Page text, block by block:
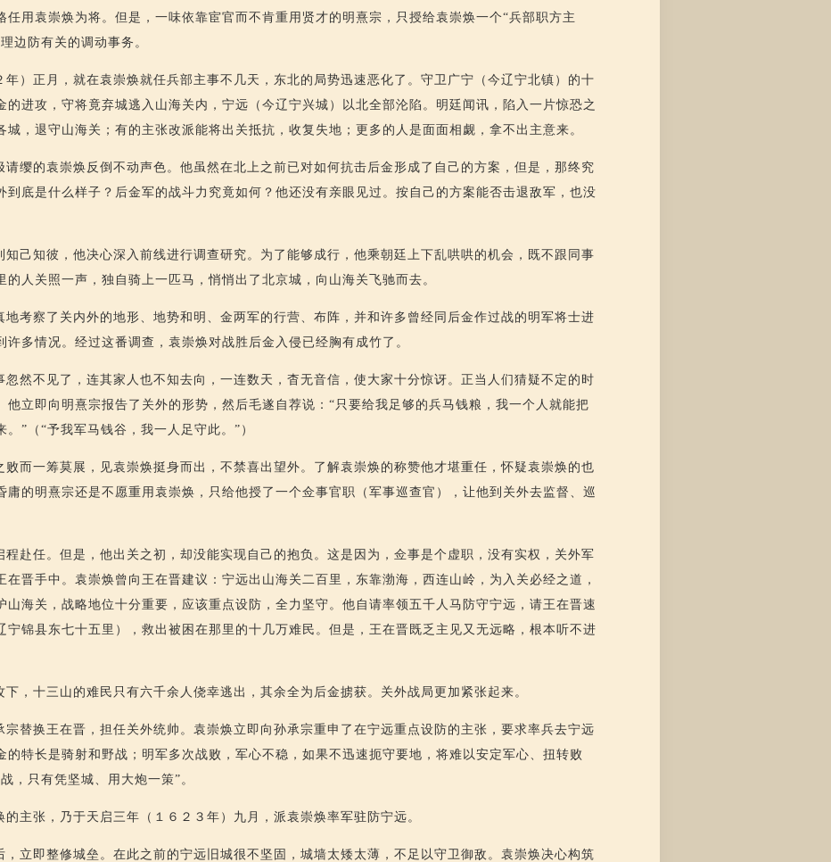
任用袁崇焕为将。但是，一味依靠宦官而不肯重用贤才的明熹宗，只授给袁崇焕一个“兵部职方主
边防有关的调动事务。
年）正月，就在袁崇焕就任兵部主事不几天，东北的局势迅速恶化了。守卫广宁（今辽宁北镇）的十
的进攻，守将竟弃城逃入山海关内，宁远（今辽宁兴城）以北全部沦陷。明廷闻讯，陷入一片惊恐之
城，退守山海关；有的主张改派能将出关抵抗，收复失地；更多的人是面面相觑，拿不出主意来。
请缨的袁崇焕反倒不动声色。他虽然在北上之前已对如何抗击后金形成了自己的方案，但是，那终究
到底是什么样子？后金军的战斗力究竟如何？他还没有亲眼见过。按自己的方案能否击退敌军，也没
知己知彼，他决心深入前线进行调查研究。为了能够成行，他乘朝廷上下乱哄哄的机会，既不跟同事
的人关照一声，独自骑上一匹马，悄悄出了北京城，向山海关飞驰而去。
地考察了关内外的地形、地势和明、金两军的行营、布阵，并和许多曾经同后金作过战的明军将士进
许多情况。经过这番调查，袁崇焕对战胜后金入侵已经胸有成竹了。
忽然不见了，连其家人也不知去向，一连数天，杳无音信，使大家十分惊讶。正当人们猜疑不定的时
他立即向明熹宗报告了关外的形势，然后毛遂自荐说：“只要给我足够的兵马钱粮，我一个人就能把
”（“予我军马钱谷，我一人足守此。”）
败而一筹莫展，见袁崇焕挺身而出，不禁喜出望外。了解袁崇焕的称赞他才堪重任，怀疑袁崇焕的也
庸的明熹宗还是不愿重用袁崇焕，只给他授了一个佥事官职（军事巡查官），让他到关外去监督、巡
程赴任。但是，他出关之初，却没能实现自己的抱负。这是因为，佥事是个虚职，没有实权，关外军
在晋手中。袁崇焕曾向王在晋建议：宁远出山海关二百里，东靠渤海，西连山岭，为入关必经之道，
山海关，战略地位十分重要，应该重点设防，全力坚守。他自请率领五千人马防守宁远，请王在晋速
宁锦县东七十五里），救出被困在那里的十几万难民。但是，王在晋既乏主见又无远略，根本听不进
下，十三山的难民只有六千余人侥幸逃出，其余全为后金掳获。关外战局更加紧张起来。
宗替换王在晋，担任关外统帅。袁崇焕立即向孙承宗重申了在宁远重点设防的主张，要求率兵去宁远
的特长是骑射和野战；明军多次战败，军心不稳，如果不迅速扼守要地，将难以安定军心、扭转败
，只有凭坚城、用大炮一策”。
的主张，乃于天启三年（１６２３年）九月，派袁崇焕率军驻防宁远。
，立即整修城垒。在此之前的宁远旧城很不坚固，城墙太矮太薄，不足以守卫御敌。袁崇焕决心构筑